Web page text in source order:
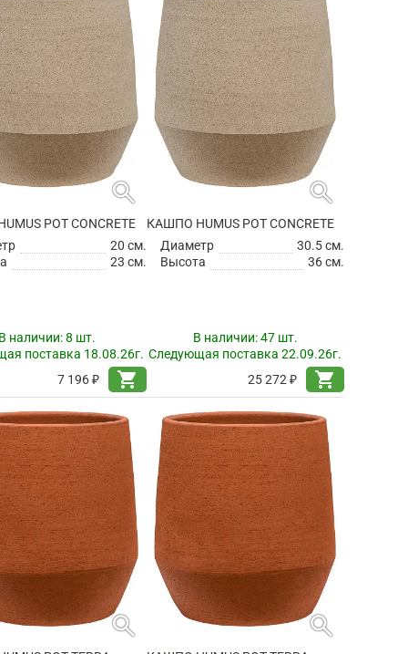
search
POT CONCRETE
20 см.
23 см.
наличии:8 шт.
поставка 18.08.26г.
7 196 ₽
shopping_cart
search
КАШПО HUMUS POT CONCRETE
Диаметр
30.5 см.
Высота
36 см.
В наличии:47 шт.
Следующая поставка 22.09.26г.
25 272 ₽
shopping_cart
search search